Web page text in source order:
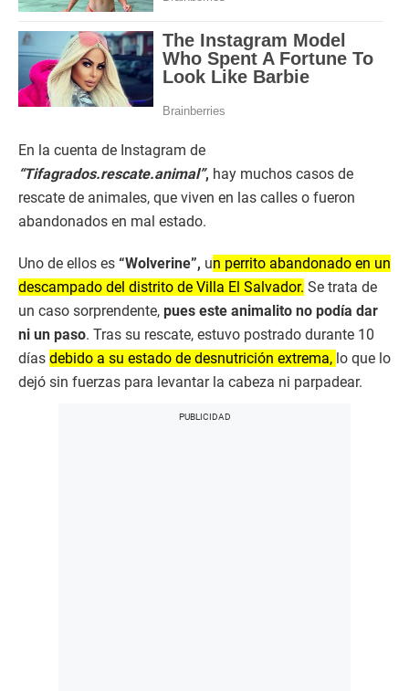
En la cuenta de Instagram de
“Tifagrados.rescate.animal”, hay muchos casos de
rescate de animales, que viven en las calles o fueron
abandonados en mal estado.
Uno de ellos es “Wolverine”, un perrito abandonado en un
descampado del distrito de Villa El Salvador. Se trata de
un caso sorprendente, pues este animalito no podía dar
ni un paso. Tras su rescate, estuvo postrado durante 10
días debido a su estado de desnutrición extrema, lo que lo
dejó sin fuerzas para levantar la cabeza ni parpadear.